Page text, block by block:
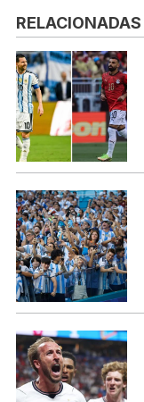
RELACIONADAS